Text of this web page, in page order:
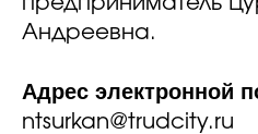
Андреевна.
Адрес электронной
ntsurkan@trudcity.ru